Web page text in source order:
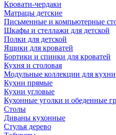
Кровати-чердаки
Матрацы детские
Письменные и компьютерные
Шкафы и стеллажи для детской
Полки для детской
Ящики для кроватей
Бортики и спинки для кроватей
Кухня и столовая
Модульные коллекции для кухни
Кухни прямые
Кухни угловые
Кухонные уголки и обеденные
Столы
Диваны кухонные
Стулья дерево